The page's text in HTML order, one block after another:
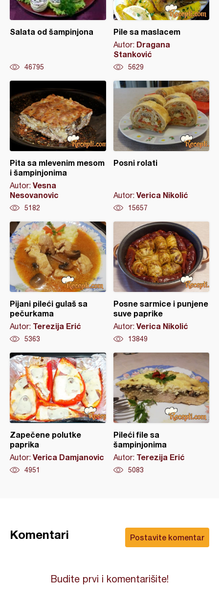
Salata od šampinjona
46795
Pile sa maslacem
Autor: Dragana
Stanković
5629
Pita sa mlevenim mesom
i šampinjonima
Autor: Vesna
Nesovanovic
5182
Posni rolati
Autor: Verica Nikolić
15657
Pijani pileći gulaš sa
pečurkama
Autor: Terezija Erić
5363
Posne sarmice i punjene
suve paprike
Autor: Verica Nikolić
13849
Zapečene polutke
paprika
Autor: Verica Damjanovic
4951
Pileći file sa
šampinjonima
Autor: Terezija Erić
5083
Postavite komentar
Komentari
Budite prvi i komentarišite!